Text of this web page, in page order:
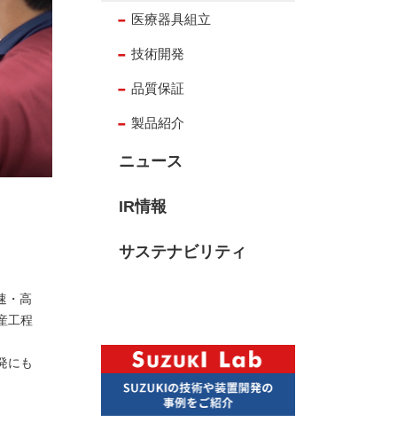
・高
工程
にも
医療器具組立
技術開発
品質保証
製品紹介
ニュース
IR情報
サステナビリティ